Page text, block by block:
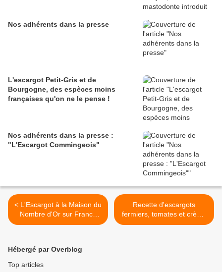
Nos adhérents dans la presse
L'escargot Petit-Gris et de
Bourgogne, des espèces moins
françaises qu'on ne le pense !
Nos adhérents dans la presse :
"L'Escargot Commingeois"
< L'Escargot à la Maison du
Nombre d'Or sur France
Bleu
Recette d'escargots
fermiers, tomates et crème
de persil >
Hébergé par Overblog
Top articles